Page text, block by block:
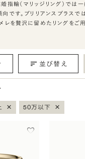
指輪（マリッジリング）では
向です。ブリリアンスプラス
レを贅沢に留めたリングをご用
並び替え
× 50万以下 ×